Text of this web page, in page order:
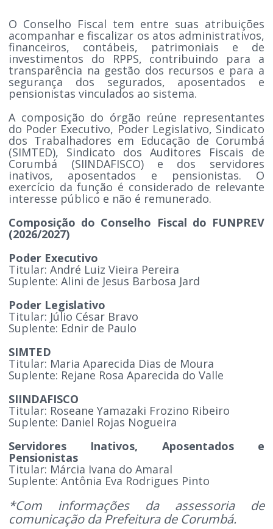
O Conselho Fiscal tem entre suas atribuições
acompanhar e fiscalizar os atos administrativos,
financeiros, contábeis, patrimoniais e de
investimentos do RPPS, contribuindo para a
transparência na gestão dos recursos e para a
segurança dos segurados, aposentados e
pensionistas vinculados ao sistema.
A composição do órgão reúne representantes
do Poder Executivo, Poder Legislativo, Sindicato
dos Trabalhadores em Educação de Corumbá
(SIMTED), Sindicato dos Auditores Fiscais de
Corumbá (SIINDAFISCO) e dos servidores
inativos, aposentados e pensionistas. O
exercício da função é considerado de relevante
interesse público e não é remunerado.
Composição do Conselho Fiscal do FUNPREV
(2026/2027)
Poder Executivo
Titular: André Luiz Vieira Pereira
Suplente: Alini de Jesus Barbosa Jard
Poder Legislativo
Titular: Júlio César Bravo
Suplente: Ednir de Paulo
SIMTED
Titular: Maria Aparecida Dias de Moura
Suplente: Rejane Rosa Aparecida do Valle
SIINDAFISCO
Titular: Roseane Yamazaki Frozino Ribeiro
Suplente: Daniel Rojas Nogueira
Servidores Inativos, Aposentados e
Pensionistas
Titular: Márcia Ivana do Amaral
Suplente: Antônia Eva Rodrigues Pinto
*Com informações da assessoria de
comunicação da Prefeitura de Corumbá.